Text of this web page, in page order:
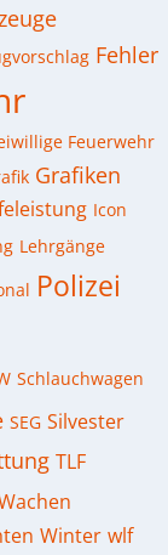
Fehler
Feuerwehr
Grafiken
Icon
Lehrgänge
Polizei
Schlauchwagen
SEG Silvester
TLF
Winter wlf